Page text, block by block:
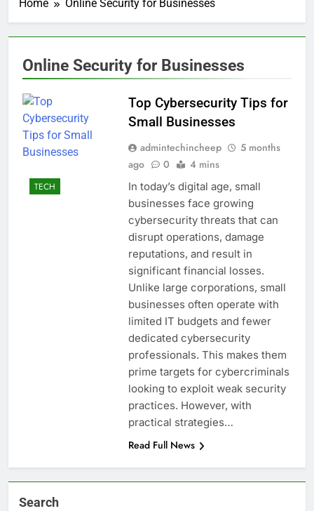
Home Online Security for Businesses
Online Security for Businesses
TECH
Top Cybersecurity Tips for
Small Businesses
admintechincheep
5 months
ago
0 4 mins
In today’s digital age, small
businesses face growing
cybersecurity threats that can
disrupt operations, damage
reputations, and result in
significant financial losses.
Unlike large corporations, small
businesses often operate with
limited IT budgets and fewer
dedicated cybersecurity
professionals. This makes them
prime targets for cybercriminals
looking to exploit weak security
practices. However, with
practical strategies…
Read Full News
Search